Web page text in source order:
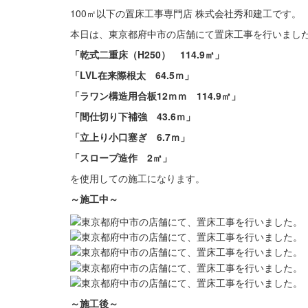
100㎡以下の置床工事専門店 株式会社秀和建工です。
本日は、東京都府中市の店舗にて置床工事を行いまし
「乾式二重床（H250） 114.9㎡」
「LVL在来際根太 64.5ｍ」
「ラワン構造用合板12ｍｍ 114.9㎡」
「間仕切り下補強 43.6ｍ」
「立上り小口塞ぎ 6.7ｍ」
「スロープ造作 2㎡」
を使用しての施工になります。
～施工中～
～施工後～